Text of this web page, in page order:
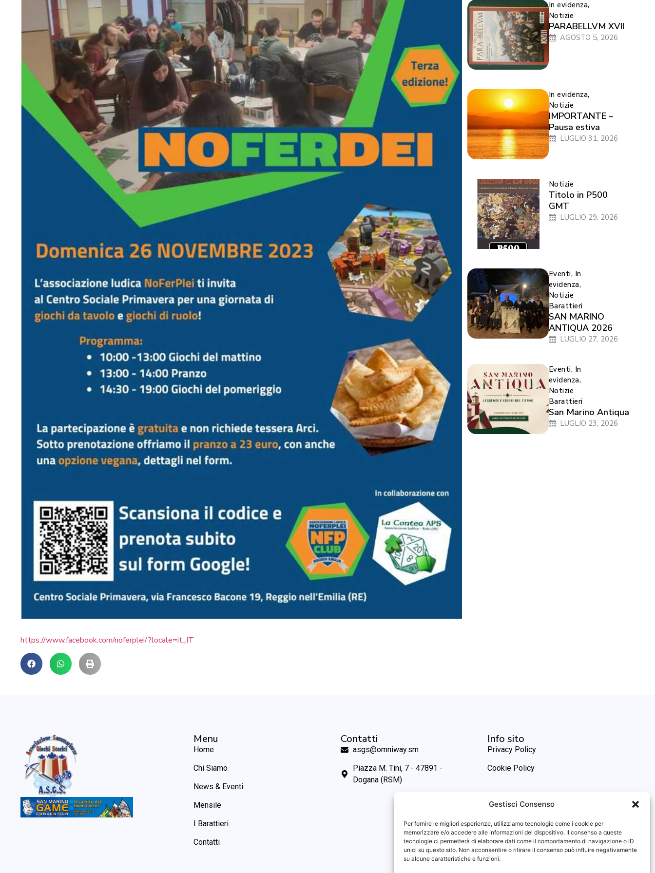
Gestisci Consenso
Per fornire le migliori esperienze, utilizziamo tecnologie come i cookie per
memorizzare e/o accedere alle informazioni del dispositivo. Il consenso a queste
tecnologie ci permetterà di elaborare dati come il comportamento di navigazione o ID
unici su questo sito. Non acconsentire o ritirare il consenso può influire negativamente
su alcune caratteristiche e funzioni.
https://www.facebook.com/noferplei/?locale=it_IT
In evidenza,
Notizie
PARABELLVM XVII
AGOSTO 5, 2026
In evidenza,
Notizie
IMPORTANTE –
Pausa estiva
LUGLIO 31, 2026
Notizie
Titolo in P500
GMT
LUGLIO 29, 2026
Eventi, In
evidenza,
Notizie
Barattieri
SAN MARINO
ANTIQUA 2026
LUGLIO 27, 2026
Eventi, In
evidenza,
Notizie
Barattieri
San Marino Antiqua
LUGLIO 23, 2026
Menu
Home
Chi Siamo
News & Eventi
Mensile
I Barattieri
Contatti
Contatti
asgs@omniway.sm
Piazza M. Tini, 7 - 47891 -
Dogana (RSM)
Info sito
Privacy Policy
Cookie Policy